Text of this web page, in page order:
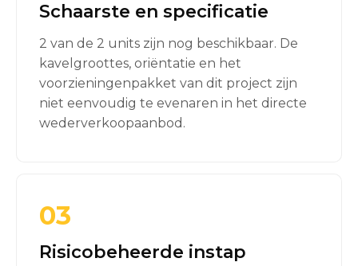
Schaarste en specificatie
2 van de 2 units zijn nog beschikbaar. De
kavelgroottes, oriëntatie en het
voorzieningenpakket van dit project zijn
niet eenvoudig te evenaren in het directe
wederverkoopaanbod.
03
Risicobeheerde instap